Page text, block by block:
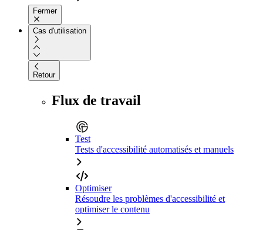
Fermer
Cas d'utilisation
Retour
Flux de travail
Test
Tests d'accessibilité automatisés et manuels
Optimiser
Résoudre les problèmes d'accessibilité et
optimiser le contenu